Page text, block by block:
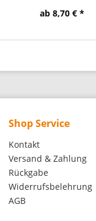
ab 8,70 € *
Shop Service
Kontakt
Versand & Zahlung
Rückgabe
Widerrufsbelehrung
AGB